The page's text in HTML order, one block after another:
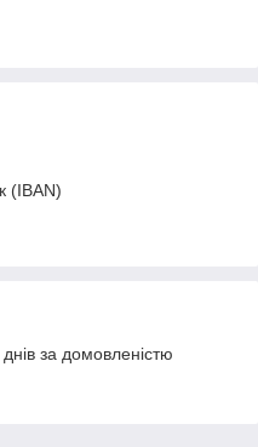
(IBAN)
за домовленістю